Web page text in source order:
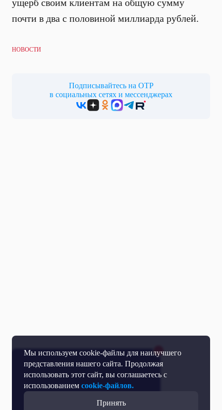
Мы используем cookie-файлы для наилучшего
представления нашего сайта. Продолжая
использовать этот сайт, вы соглашаетесь с
использованием cookie-файлов.
Принять
ущерб своим клиентам на общую сумму
почти в два с половиной миллиарда рублей.
НОВОСТИ
Подписывайтесь на ОТР
в социальных сетях и мессенджерах